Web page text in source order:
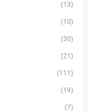
(13)
(10)
(30)
(21)
(111)
(19)
(7)